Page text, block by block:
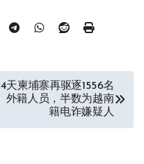
4天柬埔寨再驱逐1556名
外籍人员，半数为越南
籍电诈嫌疑人